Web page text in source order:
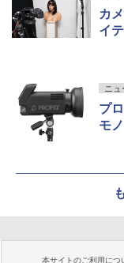
カ
イ
ニュ
プ
モ
本サイトのご利用につ